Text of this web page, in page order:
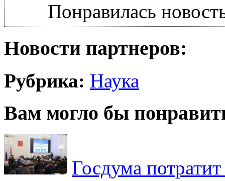
Понравилась
Новости партнеров:
Рубрика: Наука
Вам могло бы
Госдума